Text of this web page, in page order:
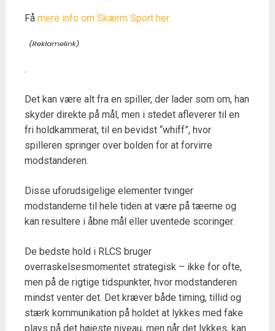
Få mere info om Skærm Sport her
.
Det kan være alt fra en spiller, der lader som om, han
skyder direkte på mål, men i stedet afleverer til en
fri holdkammerat, til en bevidst “whiff”, hvor
spilleren springer over bolden for at forvirre
modstanderen.
Disse uforudsigelige elementer tvinger
modstanderne til hele tiden at være på tæerne og
kan resultere i åbne mål eller uventede scoringer.
De bedste hold i RLCS bruger
overraskelsesmomentet strategisk – ikke for ofte,
men på de rigtige tidspunkter, hvor modstanderen
mindst venter det. Det kræver både timing, tillid og
stærk kommunikation på holdet at lykkes med fake
plays på det højeste niveau, men når det lykkes, kan